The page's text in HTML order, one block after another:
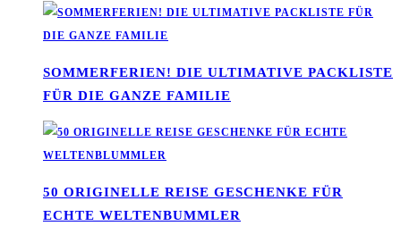
SOMMERFERIEN! DIE ULTIMATIVE PACKLISTE
FÜR DIE GANZE FAMILIE
50 ORIGINELLE REISE GESCHENKE FÜR
ECHTE WELTENBUMMLER